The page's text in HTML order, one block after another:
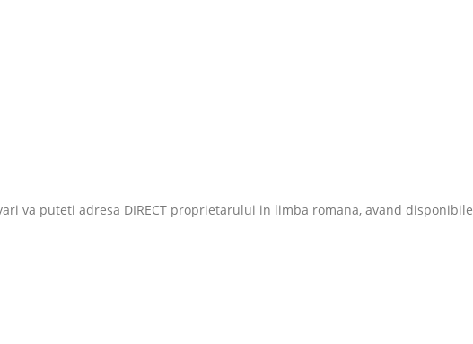
va puteti adresa DIRECT proprietarului in limba romana, avand disponibile